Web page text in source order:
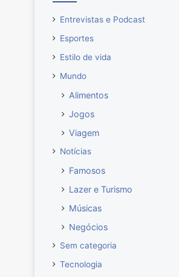
Entrevistas e Podcast
Esportes
Estilo de vida
Mundo
Alimentos
Jogos
Viagem
Notícias
Famosos
Lazer e Turismo
Músicas
Negócios
Sem categoria
Tecnologia